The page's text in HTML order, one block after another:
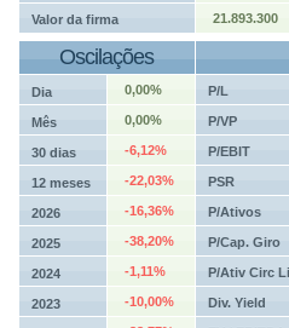
Valor da firma 21.893.300
Oscilações
Dia 0,00% P/L
Mês 0,00% P/VP
30 dias -6,12% P/EBIT
12 meses -22,03% PSR
2026 -16,36% P/Ativos
2025 -38,20% P/Cap. Giro
2024 -1,11% P/Ativ Circ
2023 -10,00% Div. Yield